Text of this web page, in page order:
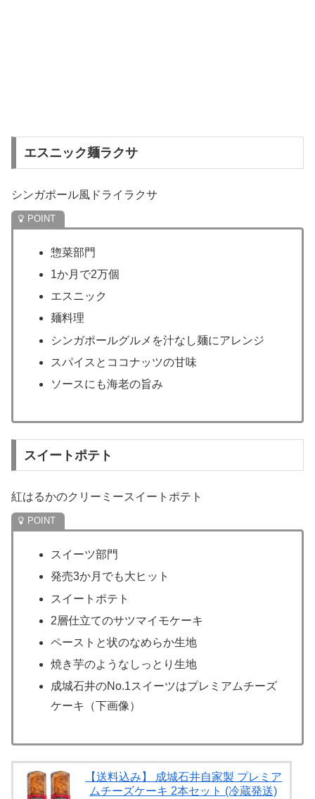
エスニック麺ラクサ
シンガポール風ドライラクサ
惣菜部門
1か月で2万個
エスニック
麺料理
シンガポールグルメを汁なし麺にアレンジ
スパイスとココナッツの甘味
ソースにも海老の旨み
スイートポテト
紅はるかのクリーミースイートポテト
スイーツ部門
発売3か月でも大ヒット
スイートポテト
2層仕立てのサツマイモケーキ
ペーストと状のなめらか生地
焼き芋のようなしっとり生地
成城石井のNo.1スイーツはプレミアムチーズ
ケーキ（下画像）
【送料込み】 成城石井自家製 プレミア
ムチーズケーキ 2本セット (冷蔵発送)